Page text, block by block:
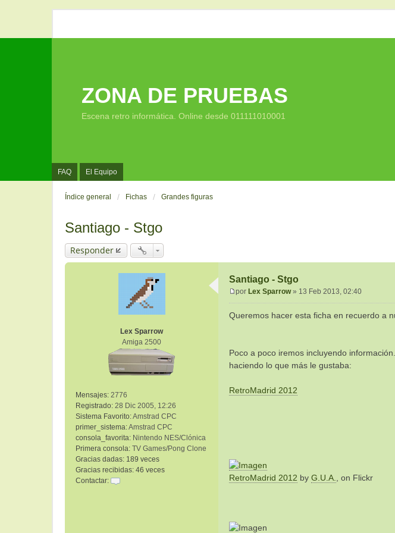
FAQ El Equipo
ZONA DE PRUEBAS
Escena retro informática. Online desde 011111010001
Índice general Fichas Grandes figuras
Santiago - Stgo
Responder
Lex Sparrow
Amiga 2500
Mensajes: 2776
Registrado: 28 Dic 2005, 12:26
Sistema Favorito:Amstrad CPC
primer_sistema:Amstrad CPC
consola_favorita: Nintendo NES/Clónica
Primera consola: TV Games/Pong Clone
Gracias dadas: 189 veces
Gracias recibidas: 46 veces
Contactar:
Santiago - Stgo
n
j
e
por Lex Sparrow» 13 Feb 2013, 02:40
Queremos hacer esta ficha en recuerdo a
Poco a poco iremos incluyendo
haciendo lo que más le gustaba:
RetroMadrid 2012
RetroMadrid 2012 by G.U.A. , on Flickr